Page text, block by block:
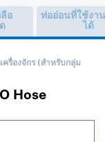
อ
ท่ออ่อนที่ใช้งา
ได้
Hose
รื่องจักร (สำหรับกลุ่ม